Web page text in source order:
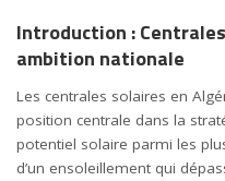
Introduction :
ambition nationale
Les centrales solaires en
position centrale dans la
potentiel solaire parmi les
d’un ensoleillement qui